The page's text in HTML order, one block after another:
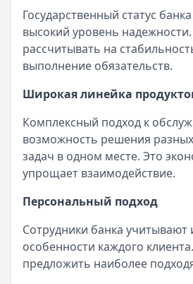
Государственный статус
высокий уровень
рассчитывать на
выполнение обязательств.
Широкая линейка
Комплексный подход к
возможность решения
задач в одном месте. Это
упрощает взаимодействие.
Персональный подход
Сотрудники банка
особенности каждого
предложить наиболее